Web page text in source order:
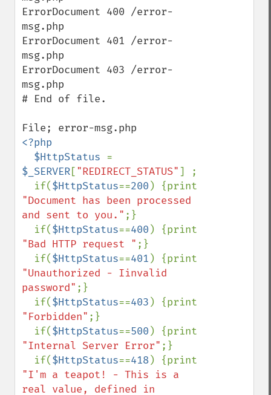
ErrorDocument 400 /error-
msg.php
ErrorDocument 401 /error-
msg.php
ErrorDocument 403 /error-
msg.php
# End of file.
<?php
  $HttpStatus
$_SERVER["REDIRECT_STATUS"] ;
  if(
$HttpStatus==200
"Document has been processed
and sent to you." ;}
  if(
$HttpStatus==400
"Bad HTTP request " ;}
  if(
$HttpStatus==401
"Unauthorized - Iinvalid
password" ;}
  if(
$HttpStatus==403
"Forbidden" ;}
  if(
$HttpStatus==500
"Internal Server Error" ;}
  if(
$HttpStatus==418
"I'm a teapot! - This is a
real value, defined in